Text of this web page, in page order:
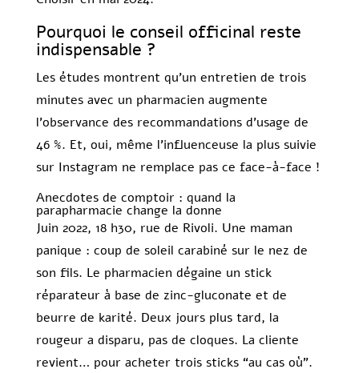
Pourquoi le conseil officinal reste
indispensable ?
Les études montrent qu’un entretien de trois
minutes avec un pharmacien augmente
l’observance des recommandations d’usage de
46 %. Et, oui, même l’influenceuse la plus suivie
sur Instagram ne remplace pas ce face-à-face !
Anecdotes de comptoir : quand la
parapharmacie change la donne
Juin 2022, 18 h30, rue de Rivoli. Une maman
panique : coup de soleil carabiné sur le nez de
son fils. Le pharmacien dégaine un stick
réparateur à base de zinc-gluconate et de
beurre de karité. Deux jours plus tard, la
rougeur a disparu, pas de cloques. La cliente
revient… pour acheter trois sticks “au cas où”.